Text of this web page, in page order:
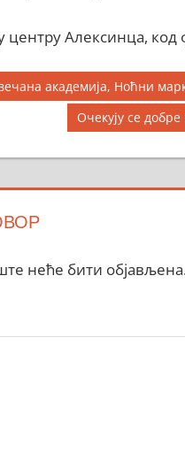
центру Алексинца, код
академија, Ноћни
Next
Post:
Очекују се
неће бити